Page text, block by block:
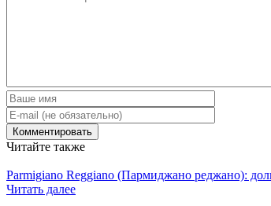
Читайте также
Parmigiano Reggiano (Пармиджано реджано):
Читать далее